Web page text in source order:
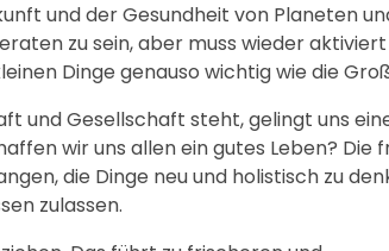
und der Gesundheit von Planeten
zu sein, aber muss wieder aktiviert
Dinge genauso wichtig wie die
und Gesellschaft steht, gelingt uns
wir uns allen ein gutes Leben? Die
die Dinge neu und holistisch zu
zulassen.